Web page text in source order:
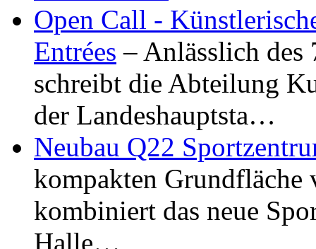
Open Call -
Entrées – Anlässlich
schreibt die Abteilung
der Landeshauptsta…
Neubau Q22
kompakten Grundfläche
kombiniert das neue
Halle…